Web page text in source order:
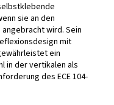
sie an den
wird. Sein
mit
ein
in der vertikalen als
des ECE 104-